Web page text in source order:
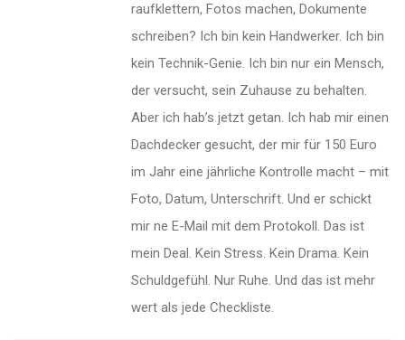
raufklettern, Fotos machen, Dokumente
schreiben? Ich bin kein Handwerker. Ich bin
kein Technik-Genie. Ich bin nur ein Mensch,
der versucht, sein Zuhause zu behalten.
Aber ich hab’s jetzt getan. Ich hab mir einen
Dachdecker gesucht, der mir für 150 Euro
im Jahr eine jährliche Kontrolle macht – mit
Foto, Datum, Unterschrift. Und er schickt
mir ne E-Mail mit dem Protokoll. Das ist
mein Deal. Kein Stress. Kein Drama. Kein
Schuldgefühl. Nur Ruhe. Und das ist mehr
wert als jede Checkliste.